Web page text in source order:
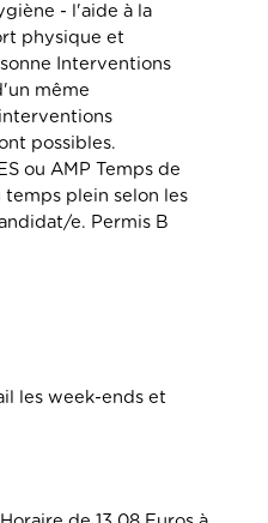
- l'aide à la
physique et
Interventions
même
possibles.
ou AMP Temps de
plein selon les
e. Permis B
les week-ends et